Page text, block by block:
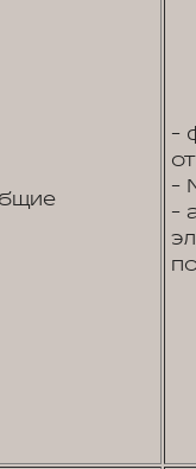
-
-
-